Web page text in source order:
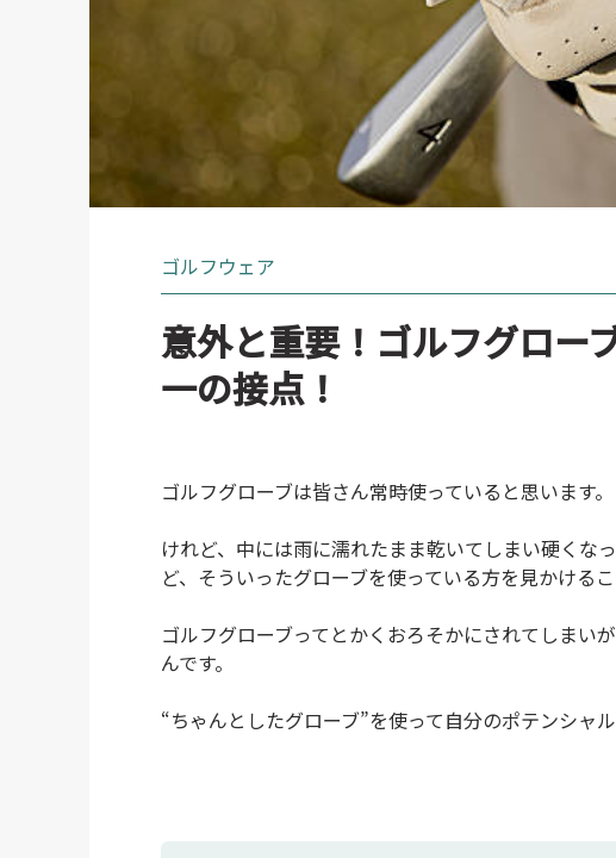
ゴルフウェア
意外と重要！ゴルフグロー
一の接点！
ゴルフグローブは皆さん常時使っていると思います。
けれど、中には雨に濡れたまま乾いてしまい硬くな
ど、そういったグローブを使っている方を見かけるこ
ゴルフグローブってとかくおろそかにされてしまい
んです。
“ちゃんとしたグローブ”を使って自分のポテンシャ